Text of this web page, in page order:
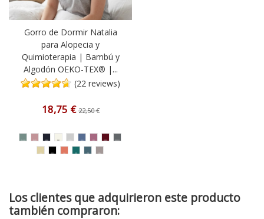
Gorro de Dormir Natalia
para Alopecia y
Quimioterapia | Bambú y
Algodón OEKO-TEX® |...
(22 reviews)
18,75 €22,50 €
Los clientes que adquirieron este producto
también compraron: